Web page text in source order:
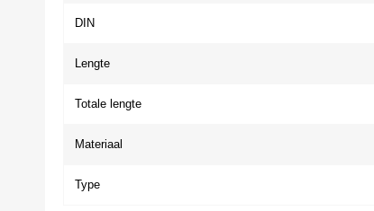
DIN
Lengte
Totale lengte
Materiaal
Type